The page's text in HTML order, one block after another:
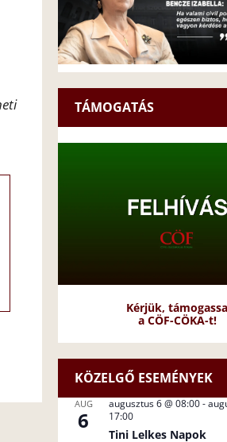
TÁMOGATÁS
Kérjük, támogassa
a CÖF-CÖKA-t!
KÖZELGŐ ESEMÉNYEK
AUG
6
augusztus 6 @ 08:00-
17:00
Tini Lelkes Napok